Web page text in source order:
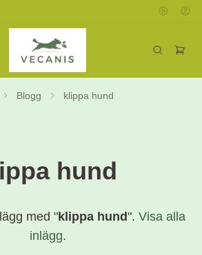
Blogg klippa hund
hund
med "klippa hund". Visa alla
inlägg.